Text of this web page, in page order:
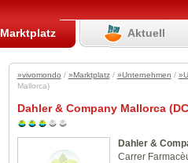
Marktplatz Aktuell
»vivomondo / »Marktplatz/ »Unternehmen /
Mallorca)
Dahler & Company Mallorca
Dahler &
Carrer